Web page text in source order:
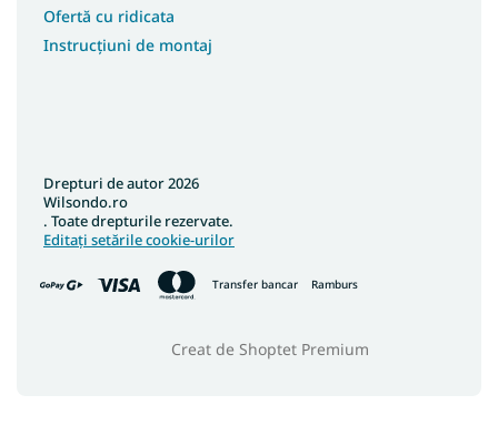
Covoare 40x60
Covoare 200x400
Covoare 160x210
Covoare colorate
Ofertă cu ridicata
Instrucțiuni de montaj
Transfer bancar Ramburs
Creat de Shoptet Premium
Drepturi de autor 2026
Wilsondo.ro
. Toate drepturile rezervate.
Editați setările cookie-urilor